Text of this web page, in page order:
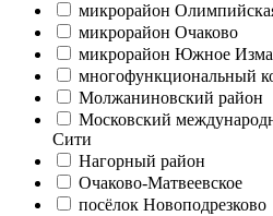
микрорайон
микрорайон Очаково
микрорайон Южное
многофункциональный
Молжаниновский район
Московский
Сити
Нагорный район
Очаково-Матвеевское
посёлок Новоподрезково